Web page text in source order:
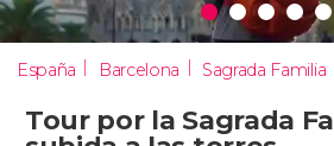
España Barcelona Sagrada Familia
Tour por la Sagrada